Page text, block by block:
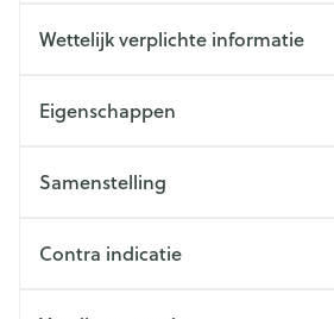
Wettelijk verplichte informatie
Eigenschappen
Samenstelling
Contra indicatie